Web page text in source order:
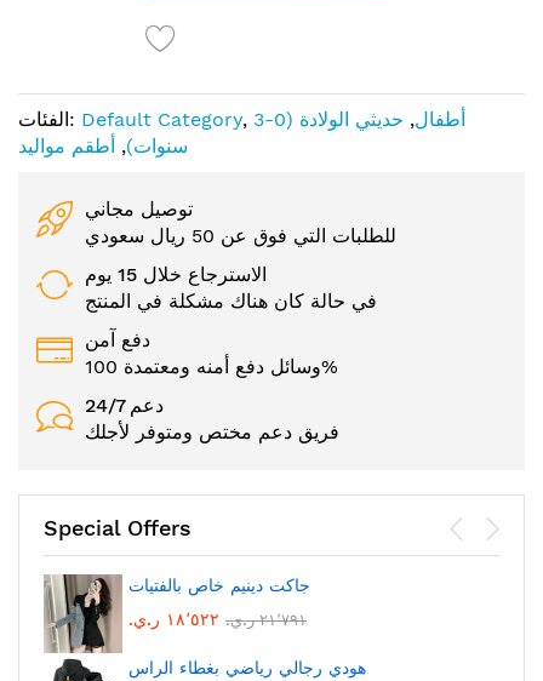
الفئات: Default Category, أطفال,
حديثي الولادة (0-3
سنوات), أطقم مواليد
توصيل مجاني
للطلبات التي فوق عن 50 ريال سعودي
الاسترجاع خلال 15 يوم
في حالة كان هناك مشكلة في المنتج
دفع آمن
وسائل دفع أمنه ومعتمدة 100%
24/7 دعم
فريق دعم مختص ومتوفر لأجلك
Special Offers
جاكت دينيم خاص بالفتيات
١٨٬٥٢٢ ر.ي.‏
٢١٬٧٩١ ر.ي.‏
هودي رجالي رياضي بغطاء الراس